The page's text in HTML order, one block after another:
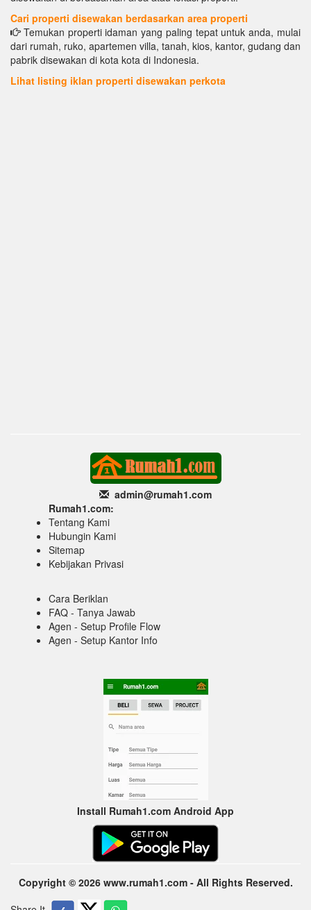
Cari properti disewakan berdasarkan area properti
Temukan properti idaman yang paling tepat untuk anda, mulai
dari rumah, ruko, apartemen villa, tanah, kios, kantor, gudang dan
pabrik disewakan di kota kota di Indonesia.
Lihat listing iklan properti disewakan perkota
admin@rumah1.com
Rumah1.com:
Tentang Kami
Hubungin Kami
Sitemap
Kebijakan Privasi
Cara Beriklan
FAQ - Tanya Jawab
Agen - Setup Profile Flow
Agen - Setup Kantor Info
Install Rumah1.com Android App
Copyright © 2026 www.rumah1.com - All Rights Reserved.